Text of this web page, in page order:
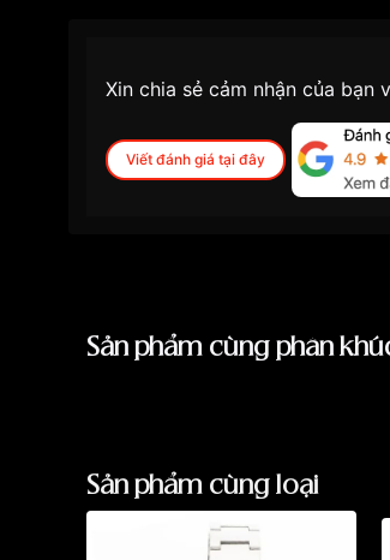
Xin chia sẻ cảm nhận của bạn
Viết đánh giá tại đây
Sản phẩm cùng phân
Sản phẩm cùng loại